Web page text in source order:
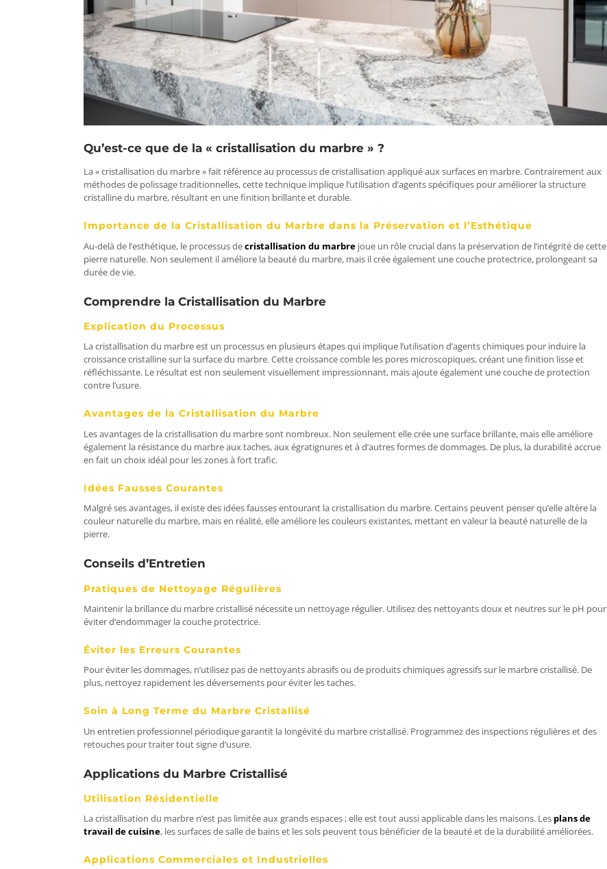
Qu’est-ce que de la « cristallisation du marbre » ?
La « cristallisation du marbre » fait référence au processus de cristallisation appliqué aux surfaces en marbre. Contrairement aux
méthodes de polissage traditionnelles, cette technique implique l’utilisation d’agents spécifiques pour améliorer la structure
cristalline du marbre, résultant en une finition brillante et durable.
Importance de la Cristallisation du Marbre dans la Préservation et l’Esthétique
Au-delà de l’esthétique, le processus decristallisation du marbre joue un rôle crucial dans la préservation de l’intégrité de cette
pierre naturelle. Non seulement il améliore la beauté du marbre, mais il crée également une couche protectrice, prolongeant sa
durée de vie.
Comprendre la Cristallisation du Marbre
Explication du Processus
La cristallisation du marbre est un processus en plusieurs étapes qui implique l’utilisation d’agents chimiques pour induire la
croissance cristalline sur la surface du marbre. Cette croissance comble les pores microscopiques, créant une finition lisse et
réfléchissante. Le résultat est non seulement visuellement impressionnant, mais ajoute également une couche de protection
contre l’usure.
Avantages de la Cristallisation du Marbre
Les avantages de la cristallisation du marbre sont nombreux. Non seulement elle crée une surface brillante, mais elle améliore
également la résistance du marbre aux taches, aux égratignures et à d’autres formes de dommages. De plus, la durabilité accrue
en fait un choix idéal pour les zones à fort trafic.
Idées Fausses Courantes
Malgré ses avantages, il existe des idées fausses entourant la cristallisation du marbre. Certains peuvent penser qu’elle altère la
couleur naturelle du marbre, mais en réalité, elle améliore les couleurs existantes, mettant en valeur la beauté naturelle de la
pierre.
Conseils d’Entretien
Pratiques de Nettoyage Régulières
Maintenir la brillance du marbre cristallisé nécessite un nettoyage régulier. Utilisez des nettoyants doux et neutres sur le pH pour
éviter d’endommager la couche protectrice.
Éviter les Erreurs Courantes
Pour éviter les dommages, n’utilisez pas de nettoyants abrasifs ou de produits chimiques agressifs sur le marbre cristallisé. De
plus, nettoyez rapidement les déversements pour éviter les taches.
Soin à Long Terme du Marbre Cristallisé
Un entretien professionnel périodique garantit la longévité du marbre cristallisé. Programmez des inspections régulières et des
retouches pour traiter tout signe d’usure.
Applications du Marbre Cristallisé
Utilisation Résidentielle
La cristallisation du marbre n’est pas limitée aux grands espaces ; elle est tout aussi applicable dans les maisons. Les plans de
travail de cuisine, les surfaces de salle de bains et les sols peuvent tous bénéficier de la beauté et de la durabilité améliorées.
Applications Commerciales et Industrielles